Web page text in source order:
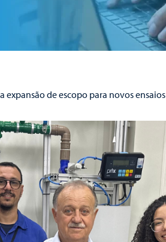
expansão de escopo para novos ensaios